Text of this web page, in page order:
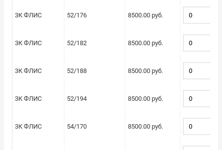
3К ФЛИС 52/176 8500.00 руб.
3К ФЛИС 52/182 8500.00 руб.
3К ФЛИС 52/188 8500.00 руб.
3К ФЛИС 52/194 8500.00 руб.
3К ФЛИС 54/170 8500.00 руб.